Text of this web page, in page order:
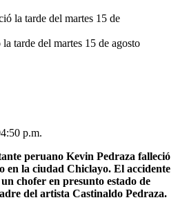
tarde del martes 15 de agosto
p.m.
peruano Kevin Pedraza falleció
en la ciudad Chiclayo. El accidente
chofer en presunto estado de
del artista Castinaldo Pedraza.